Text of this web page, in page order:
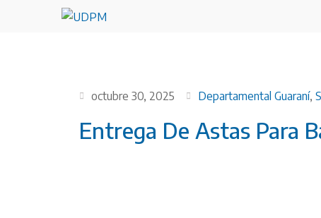
octubre 30, 2025 Departamental Guaraní,
Entrega De Astas Para